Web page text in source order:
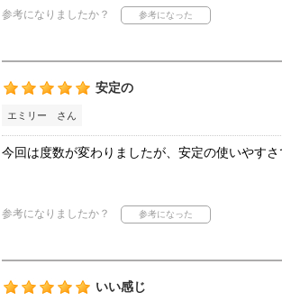
参考になりましたか？
安定の
エミリー さん
今回は度数が変わりましたが、安定の使いやす
参考になりましたか？
いい感じ